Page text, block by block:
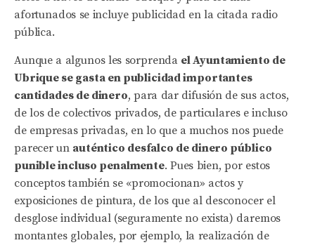
afortunados se incluye publicidad en la citada radio
pública.
Aunque a algunos les sorprenda el Ayuntamiento de
Ubrique se gasta en publicidad importantes
cantidades de dinero, para dar difusión de sus actos,
de los de colectivos privados, de particulares e incluso
de empresas privadas, en lo que a muchos nos puede
parecer un auténtico desfalco de dinero público
punible incluso penalmente. Pues bien, por estos
conceptos también se «promocionan» actos y
exposiciones de pintura, de los que al desconocer el
desglose individual (seguramente no exista) daremos
montantes globales, por ejemplo, la realización de